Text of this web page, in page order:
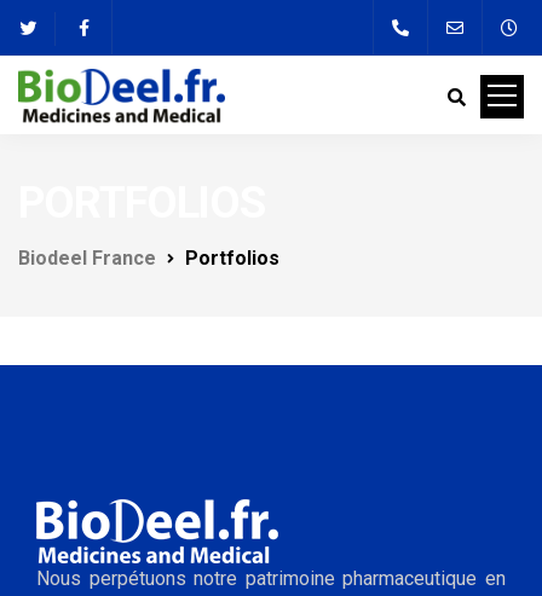
Biodeel France Portfolios
Nous perpétuons notre patrimoine pharmaceutique en